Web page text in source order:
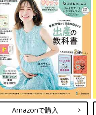
Amazonで購入